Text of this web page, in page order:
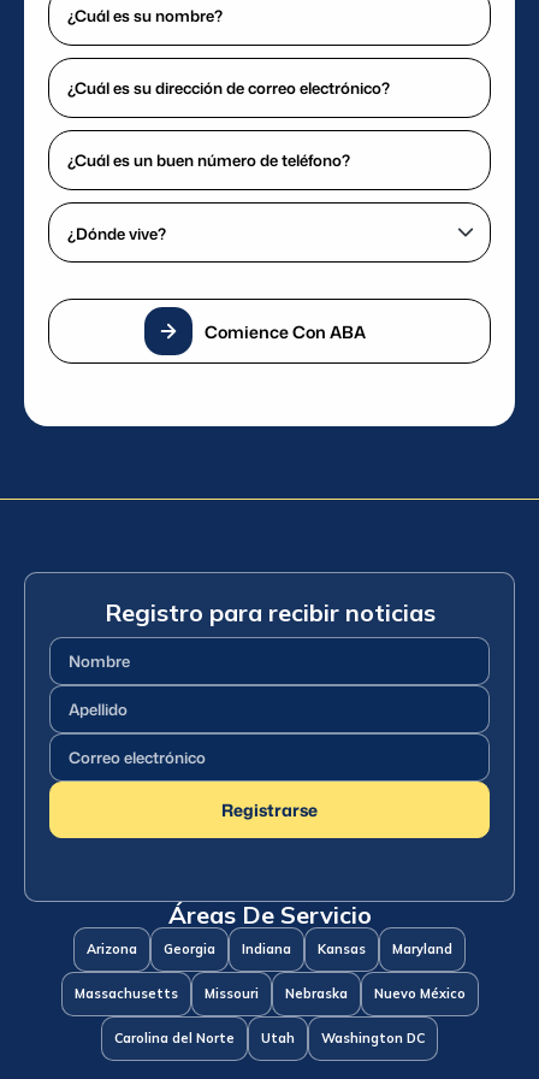
excepcional.
es
su
nombre?
(Requerido)
¿Cuál
es
su
dirección
de
correo
electrónico?
¿Cuál
es
un
buen
número
de
teléfono?
(Requerido)
¿Dónde
vive?
Comience Con ABA
Registro para recibir noticias
Nombre
Apellido
Correo
electrónico(Requerido)
Registrarse
Áreas De Servicio
Arizona Georgia Indiana Kansas Maryland
Massachusetts Missouri Nebraska Nuevo México
Carolina del Norte Utah Washington DC